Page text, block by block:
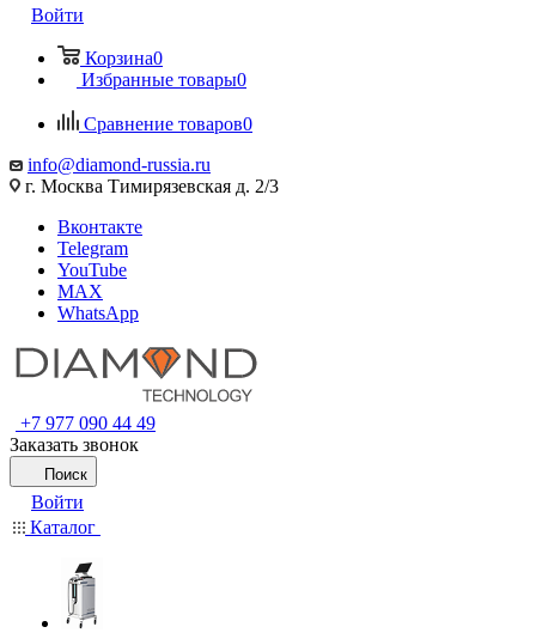
Войти
Корзина0
Избранные товары0
Сравнение товаров0
info@diamond-russia.ru
г. Москва Тимирязевская д. 2/3
Вконтакте
Telegram
YouTube
MAX
WhatsApp
+7 977 090 44 49
Заказать звонок
Поиск
Войти
Каталог